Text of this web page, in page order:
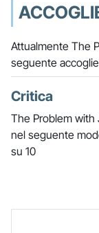
Attualmente The
seguente
Critica
The Problem with
nel seguente
su 10